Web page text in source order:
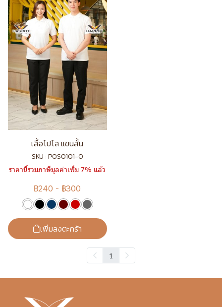
เสื้อโปโล แขนสั้น
SKU : POS0101-0
ราคานี้รวมภาษีมูลค่าเพิ่ม 7% แล้ว
฿240 - ฿300
เพิ่มลงตะกร้า
1